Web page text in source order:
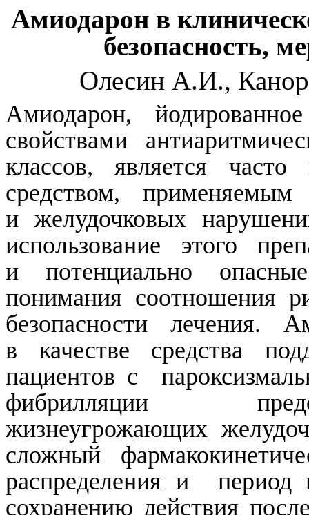
Амиодаронв
безопасность,
Олесин А.И.,
Амиодарон,
свойствами
классов, является часто
средством,
и желудочковых
использование этого
и потенциально
понимания соотношения
безопасности лечения.
в качестве средства
пациентов с
фибрилляции
жизнеугрожающих
сложный
распределения и период
сохранению действия